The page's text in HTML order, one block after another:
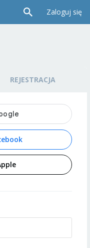
Zaloguj się
REJESTRACJA